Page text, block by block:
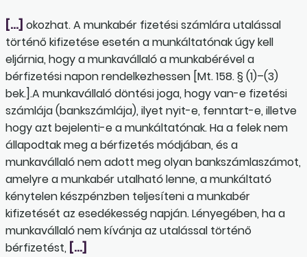
[…] okozhat. A munkabér fizetési számlára utalással
történő kifizetése esetén a munkáltatónak úgy kell
eljárnia, hogy a munkavállaló a munkabérével a
bérfizetési napon rendelkezhessen [Mt. 158. § (1)–(3)
bek.].A munkavállaló döntési joga, hogy van-e fizetési
számlája (bankszámlája), ilyet nyit-e, fenntart-e, illetve
hogy azt bejelenti-e a munkáltatónak. Ha a felek nem
állapodtak meg a bérfizetés módjában, és a
munkavállaló nem adott meg olyan bankszámlaszámot,
amelyre a munkabér utalható lenne, a munkáltató
kénytelen készpénzben teljesíteni a munkabér
kifizetését az esedékesség napján. Lényegében, ha a
munkavállaló nem kívánja az utalással történő
bérfizetést, […]